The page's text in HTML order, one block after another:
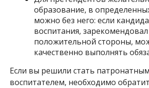
образование, в
можно без него: если
воспитания, зарекомендовал
положительной стороны,
качественно выполнять
Если вы решили стать патронатным
воспитателем, необходимо